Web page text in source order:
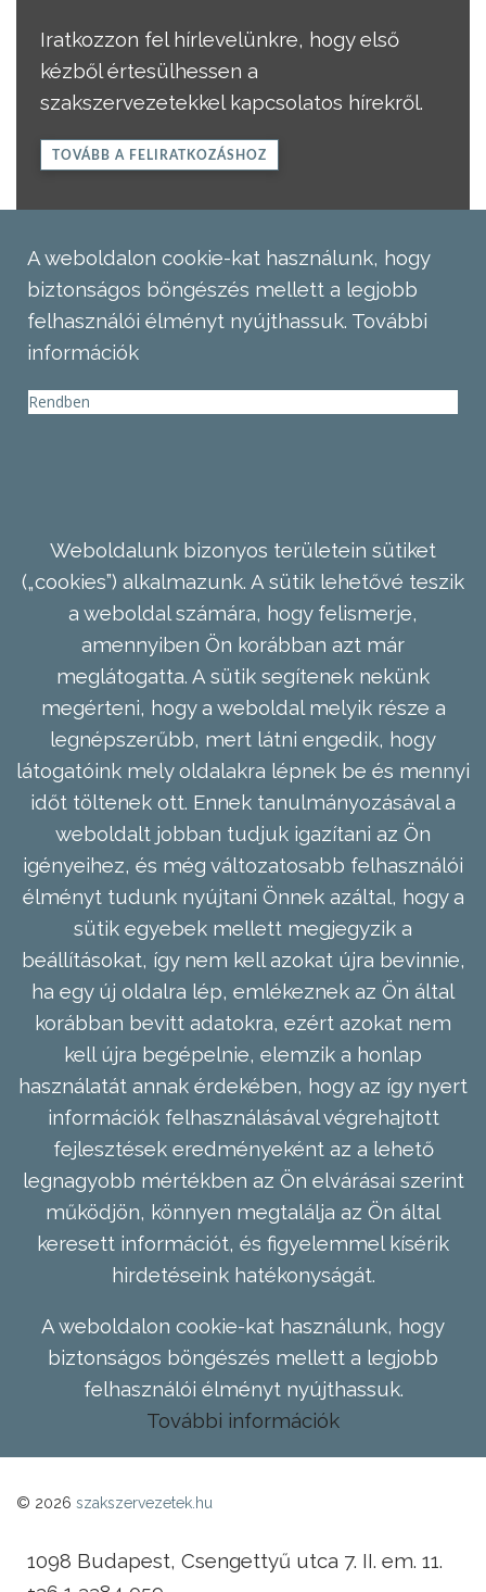
Iratkozzon fel hírlevelünkre, hogy első
kézből értesülhessen a
szakszervezetekkel kapcsolatos hírekről.
TOVÁBB A FELIRATKOZÁSHOZ
A weboldalon cookie-kat használunk, hogy
biztonságos böngészés mellett a legjobb
felhasználói élményt nyújthassuk. További
információk
Rendben
Weboldalunk bizonyos területein sütiket
(„cookies”) alkalmazunk. A sütik lehetővé teszik
a weboldal számára, hogy felismerje,
amennyiben Ön korábban azt már
meglátogatta. A sütik segítenek nekünk
megérteni, hogy a weboldal melyik része a
legnépszerűbb, mert látni engedik, hogy
látogatóink mely oldalakra lépnek be és mennyi
időt töltenek ott. Ennek tanulmányozásával a
weboldalt jobban tudjuk igazítani az Ön
igényeihez, és még változatosabb felhasználói
élményt tudunk nyújtani Önnek azáltal, hogy a
sütik egyebek mellett megjegyzik a
beállításokat, így nem kell azokat újra bevinnie,
ha egy új oldalra lép, emlékeznek az Ön által
korábban bevitt adatokra, ezért azokat nem
kell újra begépelnie, elemzik a honlap
használatát annak érdekében, hogy az így nyert
információk felhasználásával végrehajtott
fejlesztések eredményeként az a lehető
legnagyobb mértékben az Ön elvárásai szerint
működjön, könnyen megtalálja az Ön által
keresett információt, és figyelemmel kísérik
hirdetéseink hatékonyságát.
A weboldalon cookie-kat használunk, hogy
biztonságos böngészés mellett a legjobb
felhasználói élményt nyújthassuk.
További információk
© 2026 szakszervezetek.hu
1098 Budapest, Csengettyű utca 7. II. em. 11.